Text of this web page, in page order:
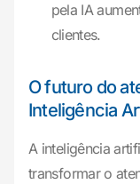
pela IA
clientes.
O futuro do
Inteligência
A inteligência
transformar o